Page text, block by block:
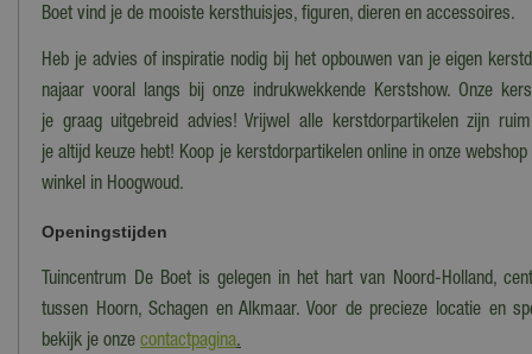
Boet vind je de mooiste kersthuisjes, figuren, dieren en accessoires.
Heb je advies of inspiratie nodig bij het opbouwen van je eigen
najaar vooral langs bij onze indrukwekkende Kerstshow. Onze
je graag uitgebreid advies! Vrijwel alle kerstdorpartikelen zijn
je altijd keuze hebt! Koop je kerstdorpartikelen online in onze
winkel in Hoogwoud.
Openingstijden
Tuincentrum De Boet is gelegen in het hart van Noord-Holland,
tussen Hoorn, Schagen en Alkmaar. Voor de precieze locatie en
bekijk je onze contactpagina.